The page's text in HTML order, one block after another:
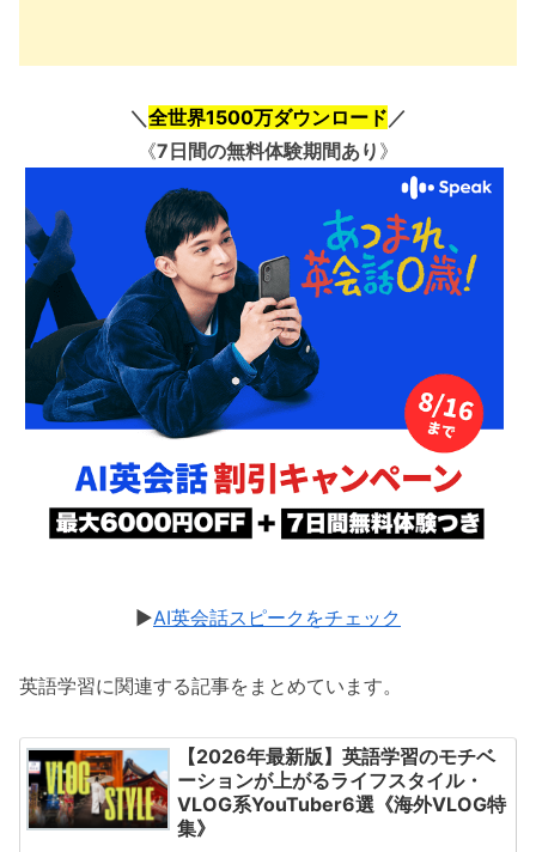
＼ 全世界1500万ダウンロード ／
《7日間の無料体験期間あり 》
▶︎AI英会話スピークをチェック
英語学習に関連する記事をまとめています。
【2026年最新版】英語学習のモチベ
ーションが上がるライフスタイル・
VLOG系YouTuber6選《海外VLOG特
集》